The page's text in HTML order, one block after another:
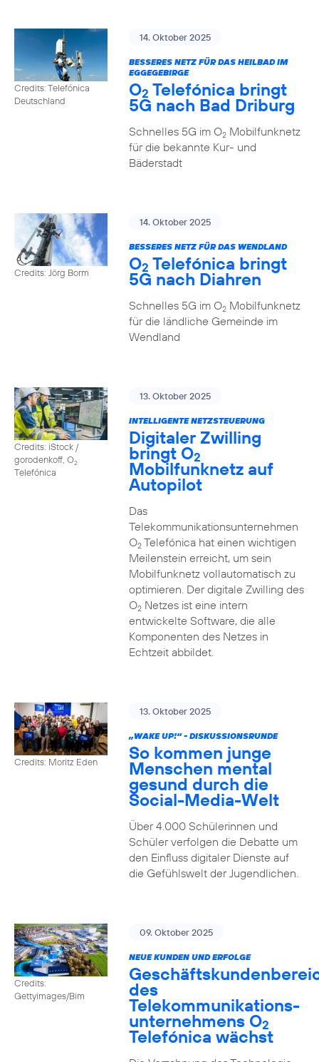
Credits: Telefónica
Deutschland
14. Oktober 2025
BESSERES NETZ FÜR DAS HEILBAD IM
EGGEGEBIRGE
O2 Telefónica bringt
5G nach Bad Driburg
Schnelles 5G im O2Mobilfunknetz
für die bekannte Kur- und
Bäderstadt
Credits: Jörg Borm
14. Oktober 2025
BESSERES NETZ FÜR DAS WENDLAND
O2 Telefónica bringt
5G nach Diahren
Schnelles 5G im O2Mobilfunknetz
für die ländliche Gemeinde im
Wendland
Credits: iStock /
gorodenkoff, O2
Telefónica
13. Oktober 2025
INTELLIGENTE NETZSTEUERUNG
Digitaler Zwilling
bringt O2
Mobilfunknetz auf
Autopilot
Das
Telekommunikationsunternehmen
O2Telefónica hat einen wichtigen
Meilenstein erreicht, um sein
Mobilfunknetz vollautomatisch zu
optimieren. Der digitale Zwilling des
O2Netzes ist eine intern
entwickelte Software, die alle
Komponenten des Netzes in
Echtzeit abbildet.
Credits: Moritz Eden
13. Oktober 2025
„WAKE UP!“ - DISKUSSIONSRUNDE
So kommen junge
Menschen mental
gesund durch die
Social-Media-Welt
Über 4.000 Schülerinnen und
Schüler verfolgen die Debatte um
den Einfluss digitaler Dienste auf
die Gefühlswelt der Jugendlichen.
Credits:
Gettyimages/Bim
09. Oktober 2025
NEUE KUNDEN UND ERFOLGE
des
Telekommunikations­
unternehmens O2
Telefónica wächst